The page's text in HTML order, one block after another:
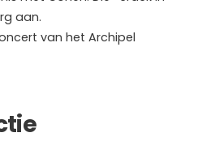
aan.
van het Archipel